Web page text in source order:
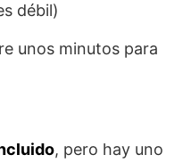
débil)
unos minutos para
, pero hay uno